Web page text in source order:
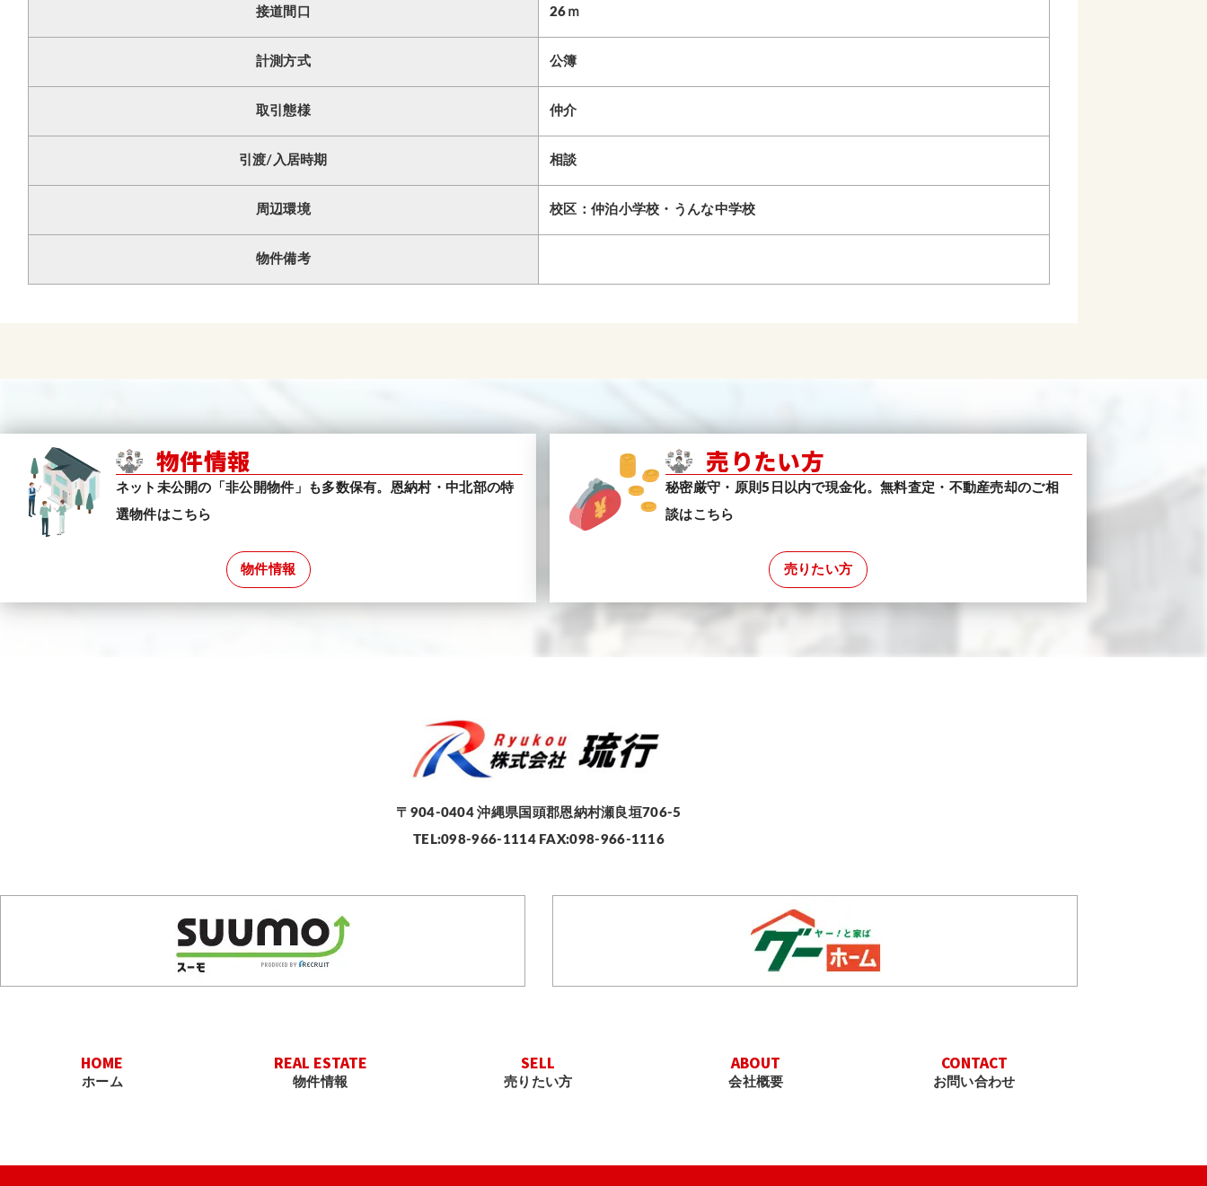
接道間口 26ｍ
計測方式 公簿
取引態様 仲介
引渡/入居時期 相談
周辺環境 校区：仲泊小学校・うんな中学校
物件備考
物件情報
ネット未公開の「非公開物件」も多数保有。恩納村・中北部の特
選物件はこちら
物件情報
売りたい方
秘密厳守・原則5日以内で現金化。無料査定・不動産売却のご相
談はこちら
売りたい方
〒904-0404沖縄県国頭郡恩納村瀬良垣706-5
TEL:098-966-1114 FAX:098-966-1116
HOME
ホーム
REAL ESTATE
物件情報
SELL
売りたい方
ABOUT
会社概要
CONTACT
お問い合わせ